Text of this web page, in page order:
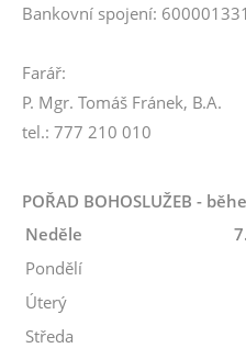
Bankovní spojení:
Farář:
P. Mgr. Tomáš Fránek, B.A.
tel.: 777 210 010
POŘAD BOHOSLUŽEB -
Neděle
Pondělí
Úterý
Středa